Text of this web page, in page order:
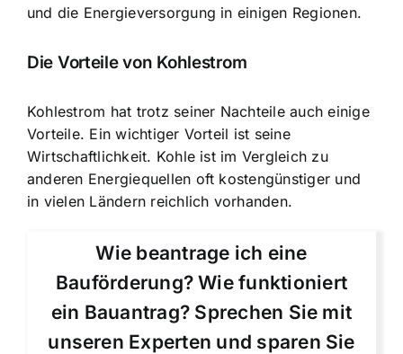
und die Energieversorgung in einigen Regionen.
Die Vorteile von Kohlestrom
Kohlestrom hat trotz seiner Nachteile auch einige
Vorteile. Ein wichtiger Vorteil ist seine
Wirtschaftlichkeit. Kohle ist im Vergleich zu
anderen Energiequellen oft kostengünstiger und
in vielen Ländern reichlich vorhanden.
Wie beantrage ich eine
Bauförderung? Wie funktioniert
ein Bauantrag? Sprechen Sie mit
unseren Experten und sparen Sie